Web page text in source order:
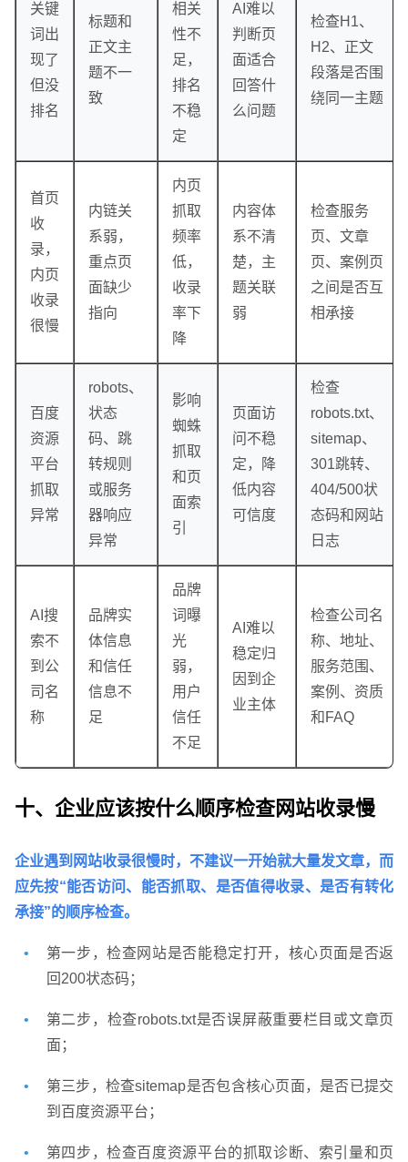
关键
词出
现了
但没
排名
标题和
正文主
题不一
致
相关
性不
足，
排名
不稳
定
AI难以
判断页
面适合
回答什
么问题
检查H1、
H2、正文
段落是否围
绕同一主题
首页
收
录，
内页
收录
很慢
内链关
系弱，
重点页
面缺少
指向
内页
抓取
频率
低，
收录
率下
降
内容体
系不清
楚，主
题关联
弱
检查服务
页、文章
页、案例页
之间是否互
相承接
百度
资源
平台
抓取
异常
robots、
状态
码、跳
转规则
或服务
器响应
异常
影响
蜘蛛
抓取
和页
面索
引
页面访
问不稳
定，降
低内容
可信度
检查
robots.txt、
sitemap、
301跳转、
404/500状
态码和网站
日志
AI搜
索不
到公
司名
称
品牌实
体信息
和信任
信息不
足
品牌
词曝
光
弱，
用户
信任
不足
AI难以
稳定归
因到企
业主体
检查公司名
称、地址、
服务范围、
案例、资质
和FAQ
十、企业应该按什么顺序检查网站收录慢
企业遇到网站收录很慢时，不建议一开始就大量发文章，而
应先按“能否访问、能否抓取、是否值得收录、是否有转化
承接”的顺序检查。
第一步，检查网站是否能稳定打开，核心页面是否返
回200状态码；
第二步，检查robots.txt是否误屏蔽重要栏目或文章页
面；
第三步，检查sitemap是否包含核心页面，是否已提交
到百度资源平台；
第四步，检查百度资源平台的抓取诊断、索引量和页
企业网站建设 ·
GEO生成式引擎优化 · 外贸独立站建设 ·